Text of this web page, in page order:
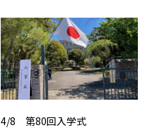
4/8 第80回入学式